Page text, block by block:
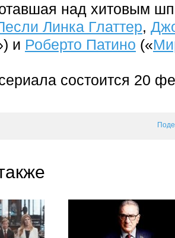
над хитовым
Линка Глаттер,
и Роберто Патино («
состоится 20